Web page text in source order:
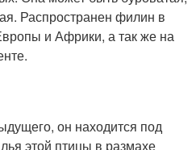
Распространен филин в
и Африки, а так же на
он находится под
этой птицы в размахе